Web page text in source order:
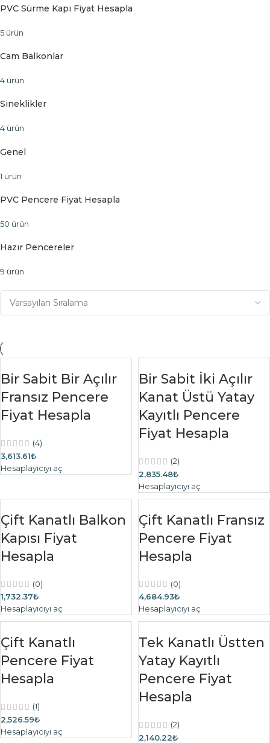
PVC Sürme Kapı Fiyat Hesapla
5 ürün
Cam Balkonlar
4 ürün
Sineklikler
4 ürün
Genel
1 ürün
PVC Pencere Fiyat Hesapla
50 ürün
Hazır Pencereler
9 ürün
Bir Sabit Bir Açılır
Fransız Pencere
Fiyat Hesapla
(4)
3,613.61₺
Hesaplayıcıyı aç
Bir Sabit İki Açılır
Kanat Üstü Yatay
Kayıtlı Pencere
Fiyat Hesapla
(2)
2,835.48₺
Hesaplayıcıyı aç
Çift Kanatlı Balkon
Kapısı Fiyat
Hesapla
(0)
1,732.37₺
Hesaplayıcıyı aç
Çift Kanatlı Fransız
Pencere Fiyat
Hesapla
(0)
4,684.93₺
Hesaplayıcıyı aç
Çift Kanatlı
Pencere Fiyat
Hesapla
(1)
2,526.59₺
Hesaplayıcıyı aç
Tek Kanatlı Üstten
Yatay Kayıtlı
Pencere Fiyat
Hesapla
(2)
2,140.22₺